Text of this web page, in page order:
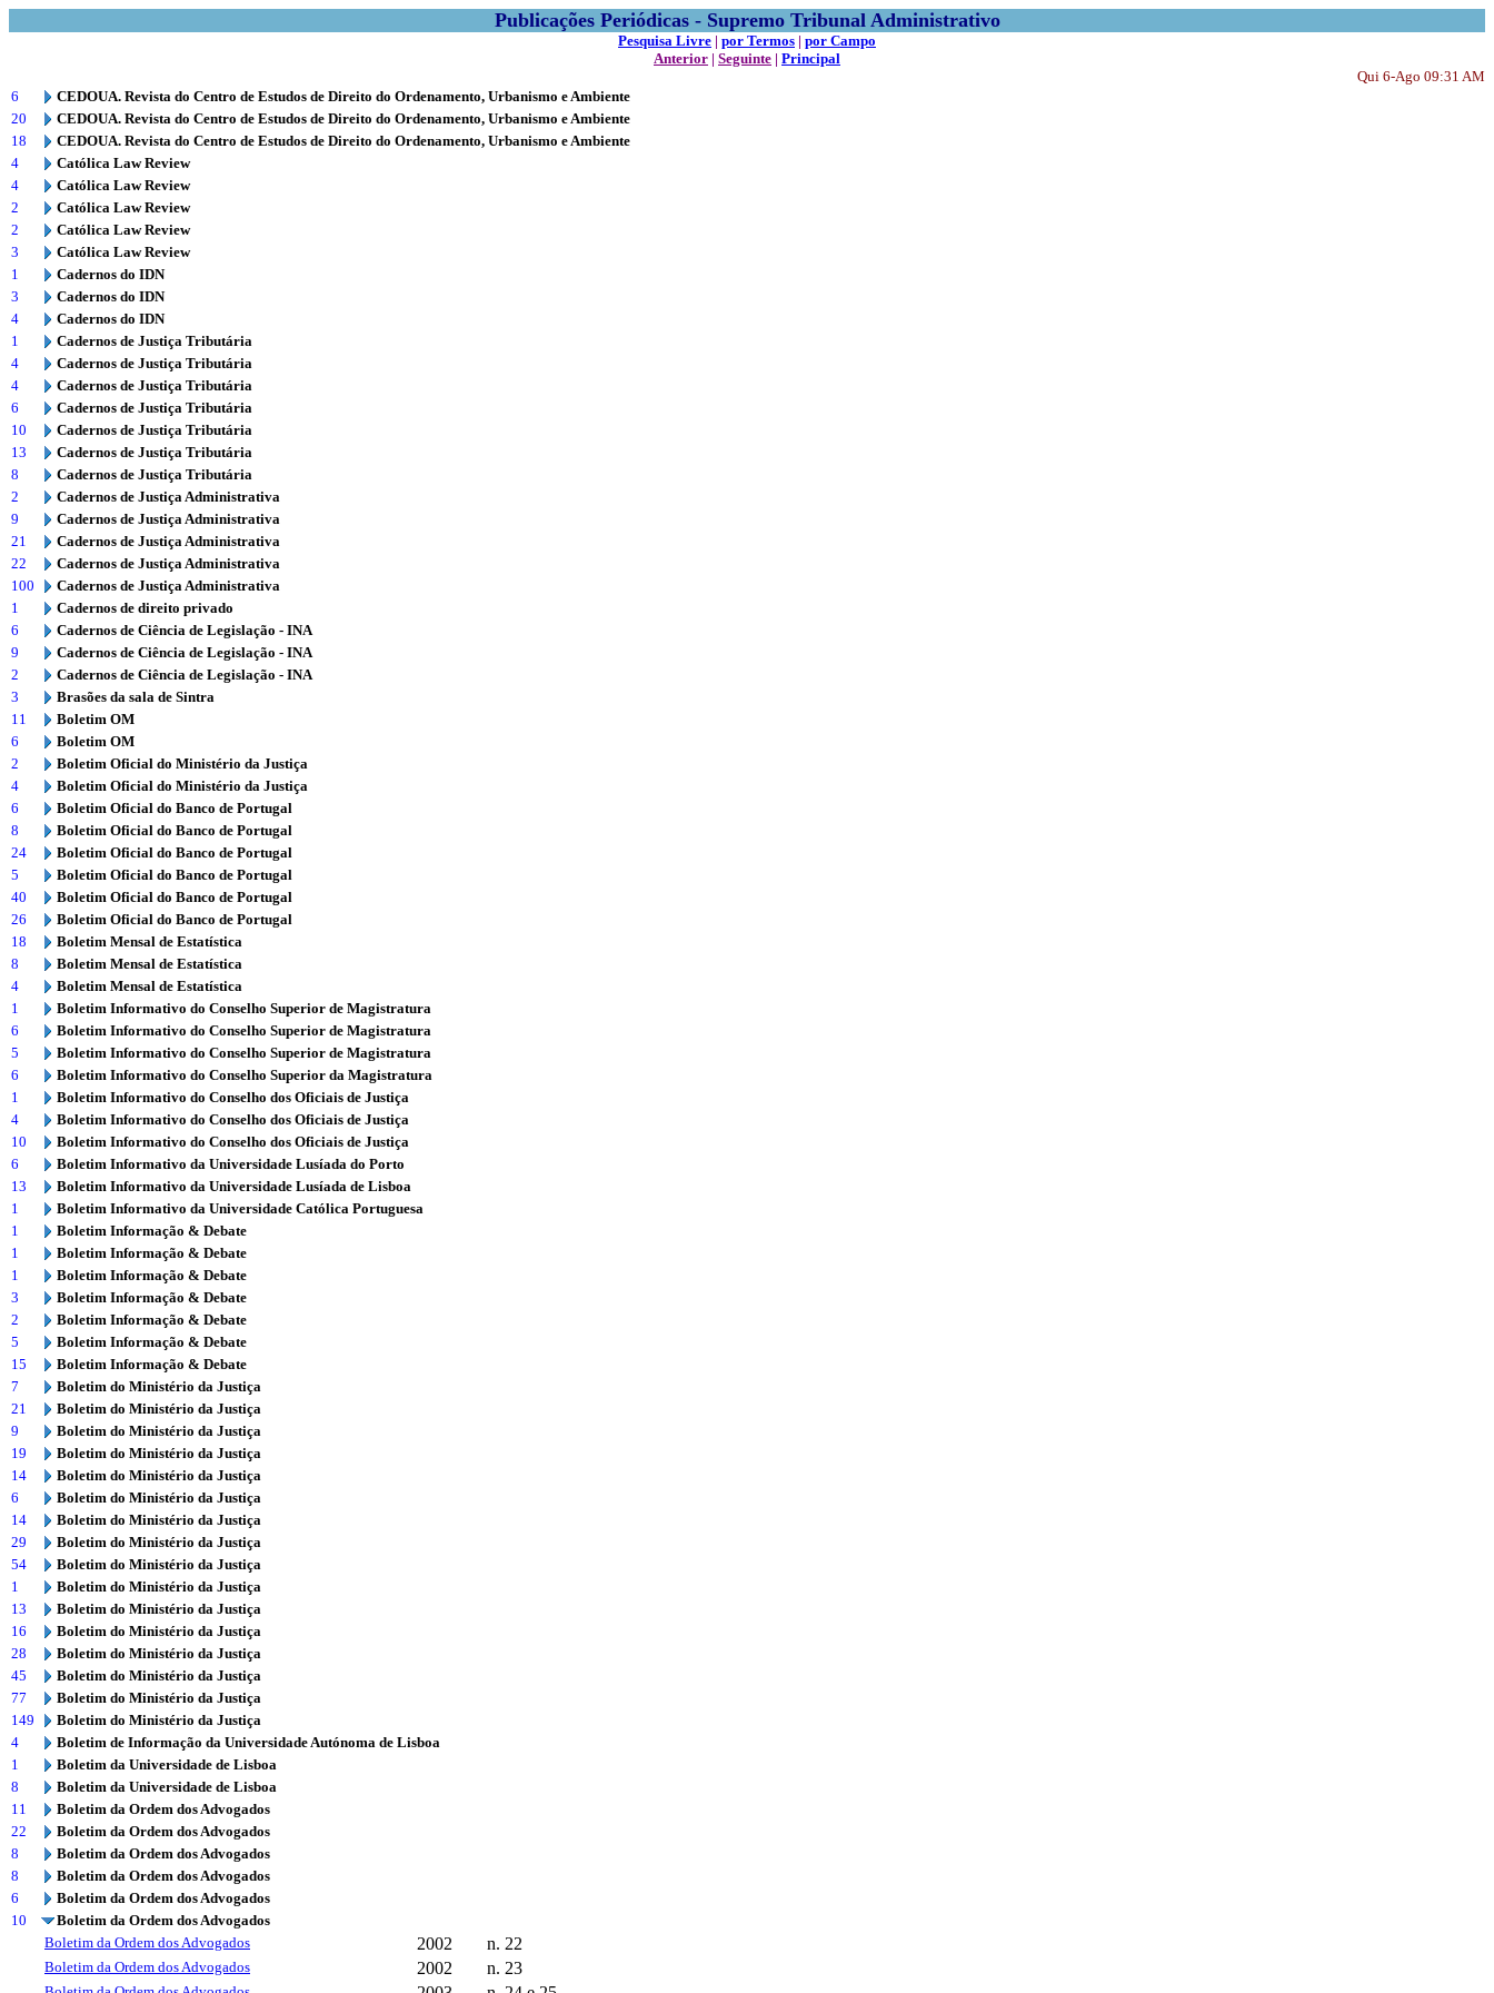
Publicações Periódicas - Supremo Tribunal Administrativo
Pesquisa Livre | por Termos | por Campo
Anterior | Seguinte | Principal
Qui 6-Ago 09:31 AM
6
CEDOUA. Revista do Centro de Estudos de Direito do Ordenamento, Urbanismo e Ambiente
20
CEDOUA. Revista do Centro de Estudos de Direito do Ordenamento, Urbanismo e Ambiente
18
CEDOUA. Revista do Centro de Estudos de Direito do Ordenamento, Urbanismo e Ambiente
4
Católica Law Review
4
Católica Law Review
2
Católica Law Review
2
Católica Law Review
3
Católica Law Review
1
Cadernos do IDN
3
Cadernos do IDN
4
Cadernos do IDN
1
Cadernos de Justiça Tributária
4
Cadernos de Justiça Tributária
4
Cadernos de Justiça Tributária
6
Cadernos de Justiça Tributária
10
Cadernos de Justiça Tributária
13
Cadernos de Justiça Tributária
8
Cadernos de Justiça Tributária
2
Cadernos de Justiça Administrativa
9
Cadernos de Justiça Administrativa
21
Cadernos de Justiça Administrativa
22
Cadernos de Justiça Administrativa
100
Cadernos de Justiça Administrativa
1
Cadernos de direito privado
6
Cadernos de Ciência de Legislação - INA
9
Cadernos de Ciência de Legislação - INA
2
Cadernos de Ciência de Legislação - INA
3
Brasões da sala de Sintra
11
Boletim OM
6
Boletim OM
2
Boletim Oficial do Ministério da Justiça
4
Boletim Oficial do Ministério da Justiça
6
Boletim Oficial do Banco de Portugal
8
Boletim Oficial do Banco de Portugal
24
Boletim Oficial do Banco de Portugal
5
Boletim Oficial do Banco de Portugal
40
Boletim Oficial do Banco de Portugal
26
Boletim Oficial do Banco de Portugal
18
Boletim Mensal de Estatística
8
Boletim Mensal de Estatística
4
Boletim Mensal de Estatística
1
Boletim Informativo do Conselho Superior de Magistratura
6
Boletim Informativo do Conselho Superior de Magistratura
5
Boletim Informativo do Conselho Superior de Magistratura
6
Boletim Informativo do Conselho Superior da Magistratura
1
Boletim Informativo do Conselho dos Oficiais de Justiça
4
Boletim Informativo do Conselho dos Oficiais de Justiça
10
Boletim Informativo do Conselho dos Oficiais de Justiça
6
Boletim Informativo da Universidade Lusíada do Porto
13
Boletim Informativo da Universidade Lusíada de Lisboa
1
Boletim Informativo da Universidade Católica Portuguesa
1
Boletim Informação & Debate
1
Boletim Informação & Debate
1
Boletim Informação & Debate
3
Boletim Informação & Debate
2
Boletim Informação & Debate
5
Boletim Informação & Debate
15
Boletim Informação & Debate
7
Boletim do Ministério da Justiça
21
Boletim do Ministério da Justiça
9
Boletim do Ministério da Justiça
19
Boletim do Ministério da Justiça
14
Boletim do Ministério da Justiça
6
Boletim do Ministério da Justiça
14
Boletim do Ministério da Justiça
29
Boletim do Ministério da Justiça
54
Boletim do Ministério da Justiça
1
Boletim do Ministério da Justiça
13
Boletim do Ministério da Justiça
16
Boletim do Ministério da Justiça
28
Boletim do Ministério da Justiça
45
Boletim do Ministério da Justiça
77
Boletim do Ministério da Justiça
149
Boletim do Ministério da Justiça
4
Boletim de Informação da Universidade Autónoma de Lisboa
1
Boletim da Universidade de Lisboa
8
Boletim da Universidade de Lisboa
11
Boletim da Ordem dos Advogados
22
Boletim da Ordem dos Advogados
8
Boletim da Ordem dos Advogados
8
Boletim da Ordem dos Advogados
6
Boletim da Ordem dos Advogados
10
Boletim da Ordem dos Advogados
Boletim da Ordem dos Advogados
2002 n. 22
Boletim da Ordem dos Advogados 2002 n. 23